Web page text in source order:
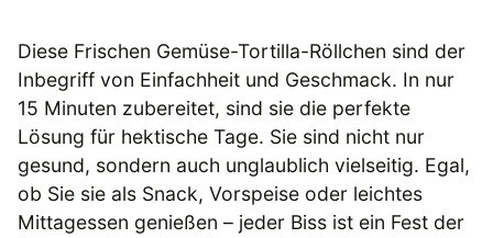
Diese Frischen Gemüse-Tortilla-Röllchen sind der
Inbegriff von Einfachheit und Geschmack. In nur
15 Minuten zubereitet, sind sie die perfekte
Lösung für hektische Tage. Sie sind nicht nur
gesund, sondern auch unglaublich vielseitig. Egal,
ob Sie sie als Snack, Vorspeise oder leichtes
Mittagessen genießen – jeder Biss ist ein Fest der